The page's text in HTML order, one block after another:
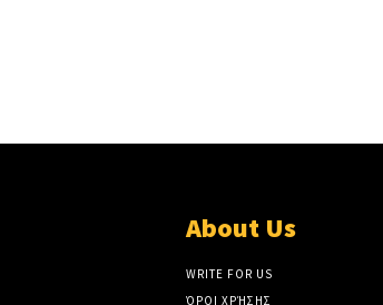
About Us
WRITE FOR US
ΌΡΟΙ ΧΡΉΣΗΣ